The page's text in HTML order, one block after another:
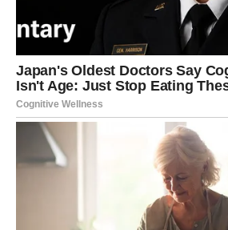
Posao i novac počinju
mnogo bolju fazu
Iako ste u prethodnom periodu često
trudite bez pravih rezultata, sada se
mijenjati.
Zvijezde pokazuju da bi tokom
veoma važna poslovna prilika ili
vjeru da dolaze bolji dani.